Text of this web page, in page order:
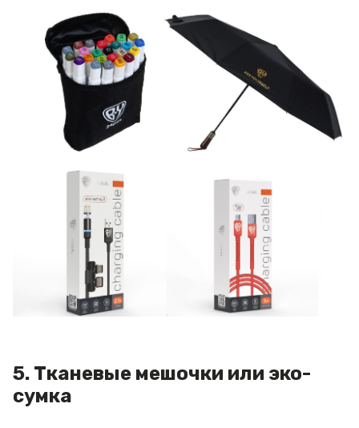
5. Тканевые мешочки или эко-
сумка